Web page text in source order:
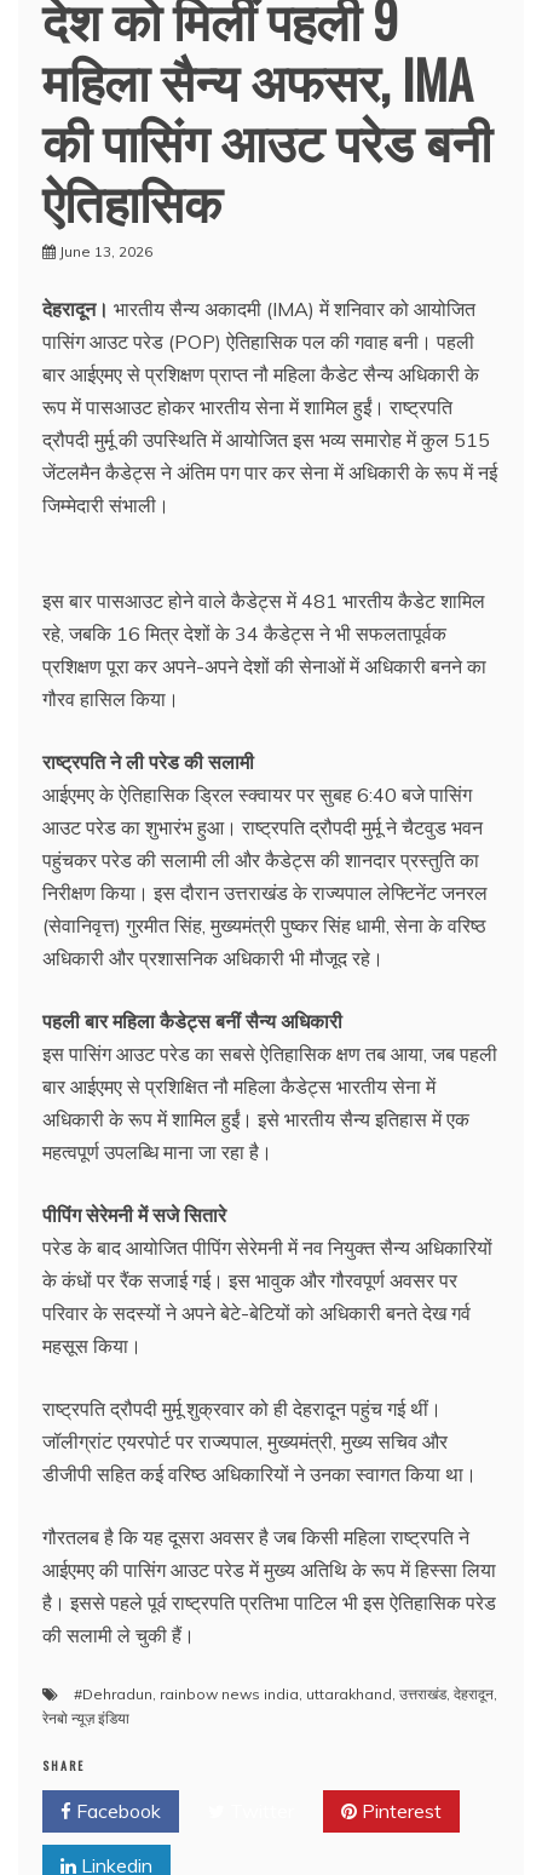
देश को मिलीं पहली 9
महिला सैन्य अफसर, IMA
की पासिंग आउट परेड बनी
ऐतिहासिक
June 13, 2026
देहरादून। भारतीय सैन्य अकादमी (IMA) में शनिवार को आयोजित
पासिंग आउट परेड (POP) ऐतिहासिक पल की गवाह बनी। पहली
बार आईएमए से प्रशिक्षण प्राप्त नौ महिला कैडेट सैन्य अधिकारी के
रूप में पासआउट होकर भारतीय सेना में शामिल हुईं। राष्ट्रपति
द्रौपदी मुर्मू की उपस्थिति में आयोजित इस भव्य समारोह में कुल 515
जेंटलमैन कैडेट्स ने अंतिम पग पार कर सेना में अधिकारी के रूप में नई
जिम्मेदारी संभाली।
इस बार पासआउट होने वाले कैडेट्स में 481 भारतीय कैडेट शामिल
रहे, जबकि 16 मित्र देशों के 34 कैडेट्स ने भी सफलतापूर्वक
प्रशिक्षण पूरा कर अपने-अपने देशों की सेनाओं में अधिकारी बनने का
गौरव हासिल किया।
राष्ट्रपति ने ली परेड की सलामी
आईएमए के ऐतिहासिक ड्रिल स्क्वायर पर सुबह 6:40 बजे पासिंग
आउट परेड का शुभारंभ हुआ। राष्ट्रपति द्रौपदी मुर्मू ने चैटवुड भवन
पहुंचकर परेड की सलामी ली और कैडेट्स की शानदार प्रस्तुति का
निरीक्षण किया। इस दौरान उत्तराखंड के राज्यपाल लेफ्टिनेंट जनरल
(सेवानिवृत्त) गुरमीत सिंह, मुख्यमंत्री पुष्कर सिंह धामी, सेना के वरिष्ठ
अधिकारी और प्रशासनिक अधिकारी भी मौजूद रहे।
पहली बार महिला कैडेट्स बनीं सैन्य अधिकारी
इस पासिंग आउट परेड का सबसे ऐतिहासिक क्षण तब आया, जब पहली
बार आईएमए से प्रशिक्षित नौ महिला कैडेट्स भारतीय सेना में
अधिकारी के रूप में शामिल हुईं। इसे भारतीय सैन्य इतिहास में एक
महत्वपूर्ण उपलब्धि माना जा रहा है।
पीपिंग सेरेमनी में सजे सितारे
परेड के बाद आयोजित पीपिंग सेरेमनी में नव नियुक्त सैन्य अधिकारियों
के कंधों पर रैंक सजाई गई। इस भावुक और गौरवपूर्ण अवसर पर
परिवार के सदस्यों ने अपने बेटे-बेटियों को अधिकारी बनते देख गर्व
महसूस किया।
राष्ट्रपति द्रौपदी मुर्मू शुक्रवार को ही देहरादून पहुंच गई थीं।
जॉलीग्रांट एयरपोर्ट पर राज्यपाल, मुख्यमंत्री, मुख्य सचिव और
डीजीपी सहित कई वरिष्ठ अधिकारियों ने उनका स्वागत किया था।
गौरतलब है कि यह दूसरा अवसर है जब किसी महिला राष्ट्रपति ने
आईएमए की पासिंग आउट परेड में मुख्य अतिथि के रूप में हिस्सा लिया
है। इससे पहले पूर्व राष्ट्रपति प्रतिभा पाटिल भी इस ऐतिहासिक परेड
की सलामी ले चुकी हैं।
#Dehradun, rainbow news india, uttarakhand, उत्तराखंड, देहरादून,
रेनबो न्यूज़ इंडिया
SHARE
Facebook Pinterest
Linkedin